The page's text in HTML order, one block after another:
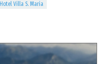
Hotel Villa S. Maria